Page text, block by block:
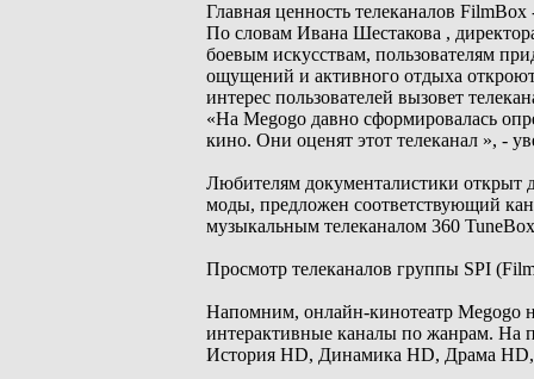
Главная ценность телеканалов
По словам Ивана Шестакова ,
боевым искусствам, пользователям
ощущений и активного отдыха
интерес пользователей вызовет
«На Megogo давно сформировалась
кино. Они оценят этот телеканал », -
Любителям документалистики открыт
моды, предложен соответствующий
музыкальным телеканалом 360
Просмотр телеканалов группы SPI
Напомним, онлайн-кинотеатр Megogo
интерактивные каналы по жанрам. На
История HD, Динамика HD, Драма